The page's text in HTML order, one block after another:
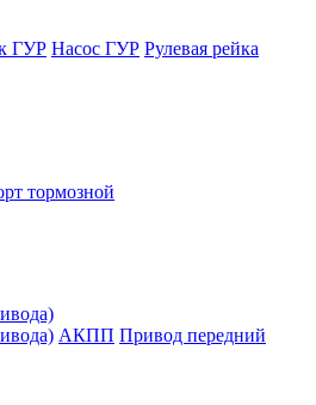
ГУР Насос ГУР Рулевая рейка
тормозной
АКПП Привод передний